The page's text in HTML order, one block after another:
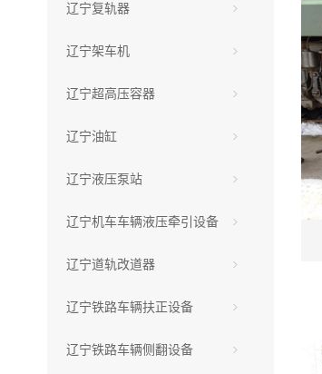
辽宁复轨器
辽宁架车机
辽宁超高压容器
辽宁油缸
辽宁液压泵站
辽宁机车车辆液压牵引设备
辽宁道轨改道器
辽宁铁路车辆扶正设备
辽宁铁路车辆侧翻设备